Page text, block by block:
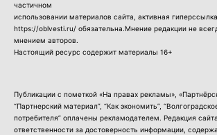
частичном
использовании материалов сайта, активная
https://oblvesti.ru/ обязательна.Мнение редакции не
мнением авторов.
Настоящий ресурс содержит материалы 16+
Публикации с пометкой «На правах рекламы»,
“Партнерский материал”, “Как экономить”,
потребителя” оплачены рекламодателем. Редакция
ответственности за достоверность информации,